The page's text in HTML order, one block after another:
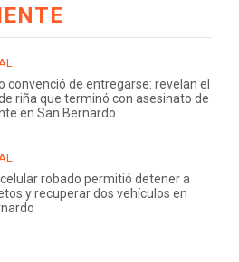
convenció de entregarse: revelan el
riña que terminó con asesinato de
en San Bernardo
celular robado permitió detener a
y recuperar dos vehículos en